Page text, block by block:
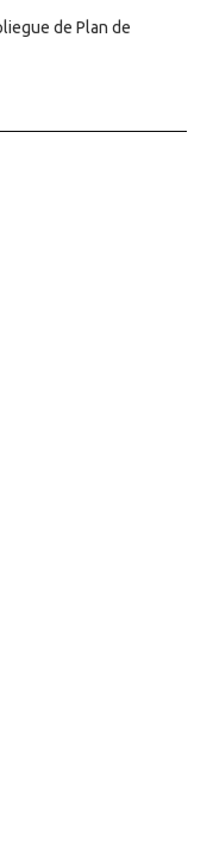
de Plan de